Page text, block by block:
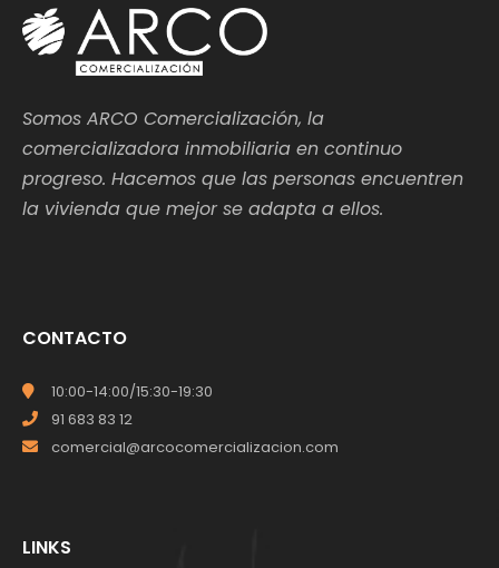
Somos ARCO Comercialización, la
comercializadora inmobiliaria en continuo
progreso. Hacemos que las personas encuentren
la vivienda que mejor se adapta a ellos.
CONTACTO
10:00-14:00/15:30-19:30
91 683 83 12
comercial@arcocomercializacion.com
LINKS